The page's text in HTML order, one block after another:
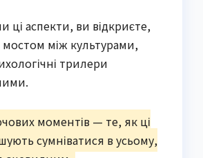
ці аспекти, ви відкриєте,
мостом між культурами,
трилери
моментів — те, як ці
сумніватися в усьому,